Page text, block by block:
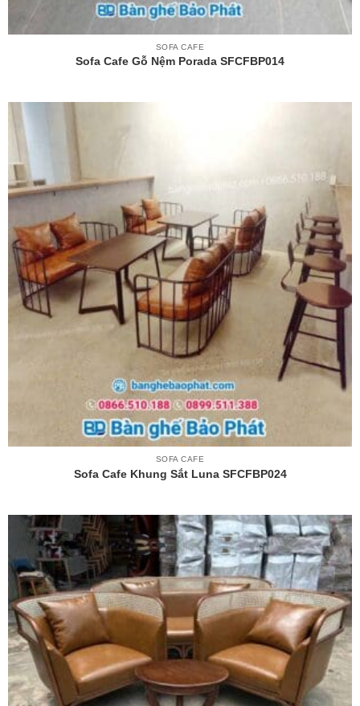
SOFA CAFE
Sofa Cafe Gỗ Nệm Porada SFCFBP014
SOFA CAFE
Sofa Cafe Khung Sắt Luna SFCFBP024